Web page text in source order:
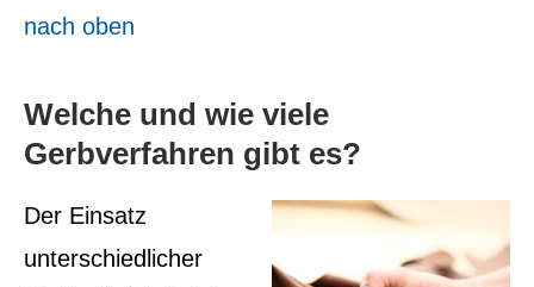
nach oben
Welche und wie viele
Gerbverfahren gibt es?
Der Einsatz
unterschiedlicher